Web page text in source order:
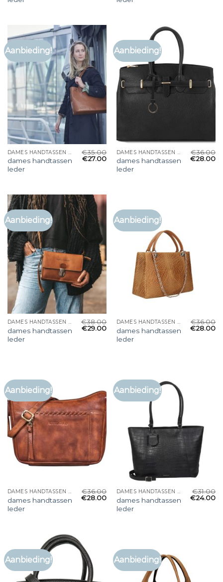
Aanbieding!
DAMES HANDTASSEN LEDER
dames handtassen
leder
€35.00
€27.00
Aanbieding!
DAMES HANDTASSEN LEDER
dames handtassen
leder
€36.00
€28.00
Aanbieding!
DAMES HANDTASSEN LEDER
dames handtassen
leder
€38.00
€29.00
Aanbieding!
DAMES HANDTASSEN LEDER
dames handtassen
leder
€36.00
€28.00
Aanbieding!
DAMES HANDTASSEN LEDER
dames handtassen
leder
€36.00
€28.00
Aanbieding!
DAMES HANDTASSEN LEDER
dames handtassen
leder
€31.00
€24.00
Aanbieding! Aanbieding!